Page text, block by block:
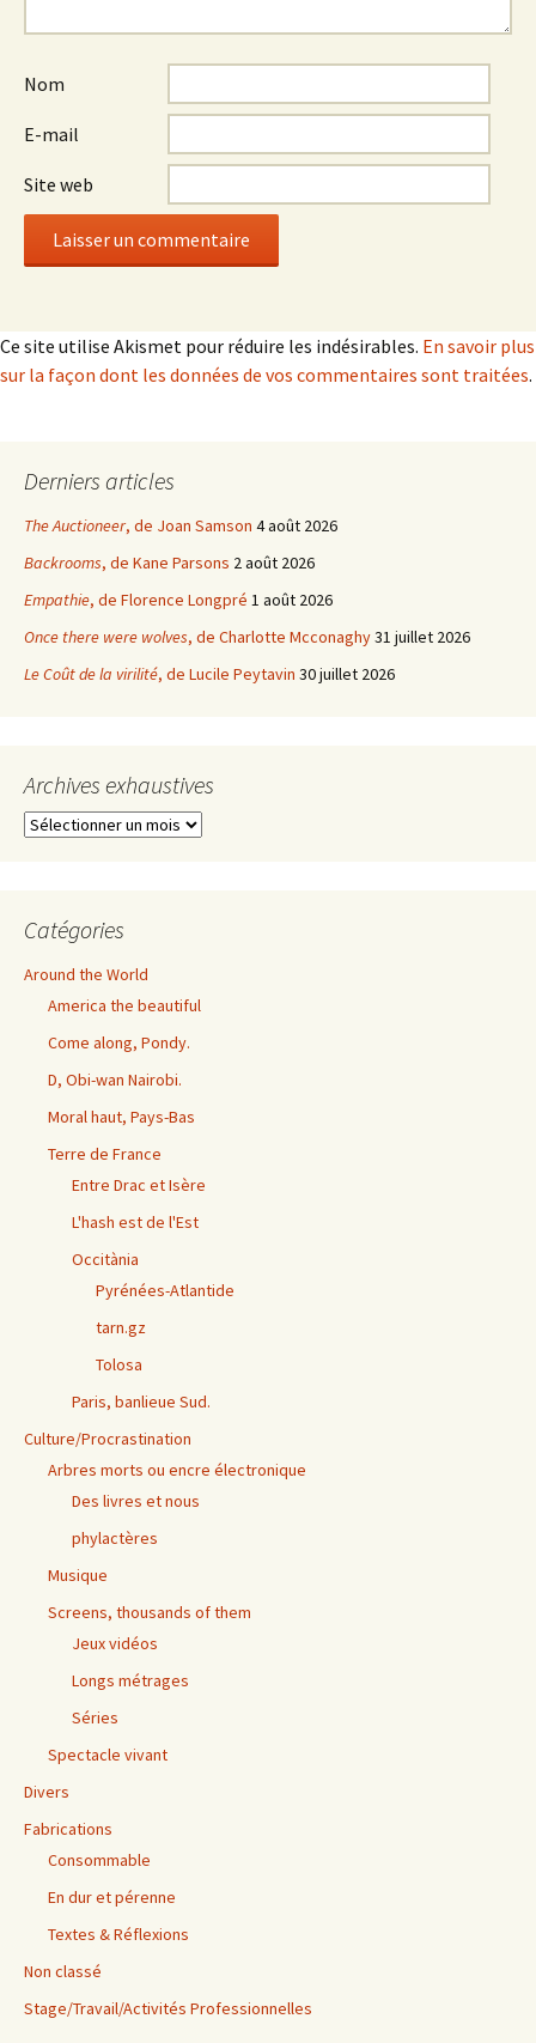
Nom
E-mail
Site web
Ce site utilise Akismet pour réduire les indésirables. En savoir plus
sur la façon dont les données de vos commentaires sont traitées.
Derniers articles
The Auctioneer, de Joan Samson 4 août 2026
Backrooms, de Kane Parsons 2 août 2026
Empathie, de Florence Longpré 1 août 2026
Once there were wolves, de Charlotte Mcconaghy31 juillet 2026
Le Coût de la virilité, de Lucile Peytavin 30 juillet 2026
Archives exhaustives
Archives
Catégories
Around the World
America the beautiful
Come along, Pondy.
D, Obi-wan Nairobi.
Moral haut, Pays-Bas
Terre de France
Entre Drac et Isère
L'hash est de l'Est
Occitània
Pyrénées-Atlantide
tarn.gz
Tolosa
Paris, banlieue Sud.
Culture/Procrastination
Arbres morts ou encre électronique
Des livres et nous
phylactères
Musique
Screens, thousands of them
Jeux vidéos
Longs métrages
Séries
Spectacle vivant
Divers
Fabrications
Consommable
En dur et pérenne
Textes & Réflexions
Non classé
Stage/Travail/Activités Professionnelles